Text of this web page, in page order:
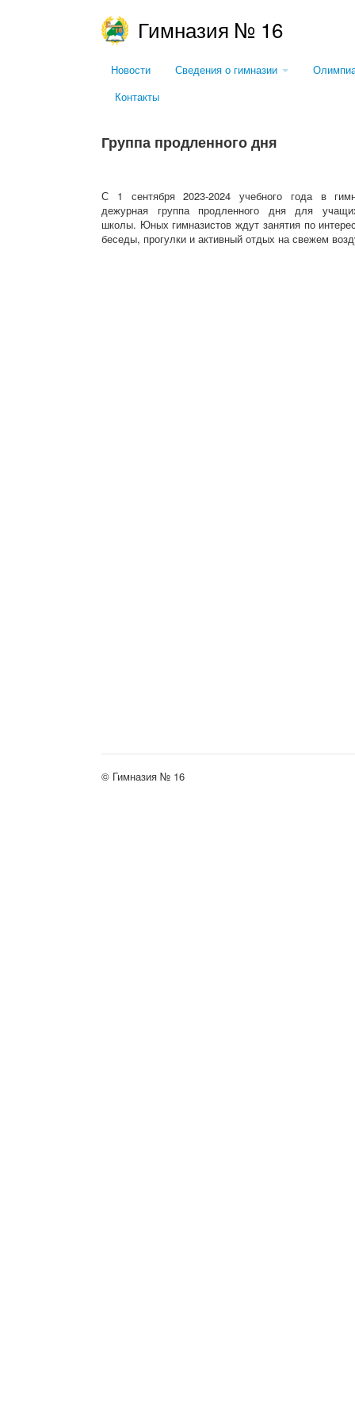
Гимназия № 16
Новости Сведения о гимназии
Контакты
Группа продленного дня
С 1 сентября 2023-2024 учебного года в
дежурная группа продленного дня для
школы. Юных гимназистов ждут занятия по
беседы, прогулки и активный отдых на свежем
© Гимназия № 16